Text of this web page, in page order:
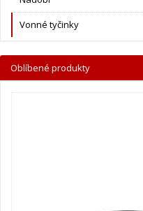
Vonné tyčinky
Oblíbené produkty